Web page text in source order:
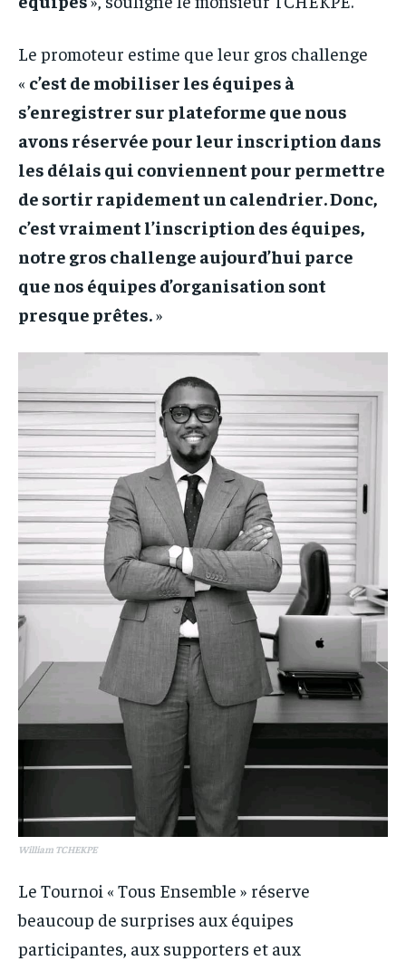
Le promoteur estime que leur gros challenge
« c’est de mobiliser les équipes à
s’enregistrer sur plateforme que nous
avons réservée pour leur inscription dans
les délais qui conviennent pour permettre
de sortir rapidement un calendrier. Donc,
c’est vraiment l’inscription des équipes,
notre gros challenge aujourd’hui parce
que nos équipes d’organisation sont
presque prêtes.»
William TCHEKPE
Le Tournoi « Tous Ensemble » réserve
beaucoup de surprises aux équipes
participantes, aux supporters et aux